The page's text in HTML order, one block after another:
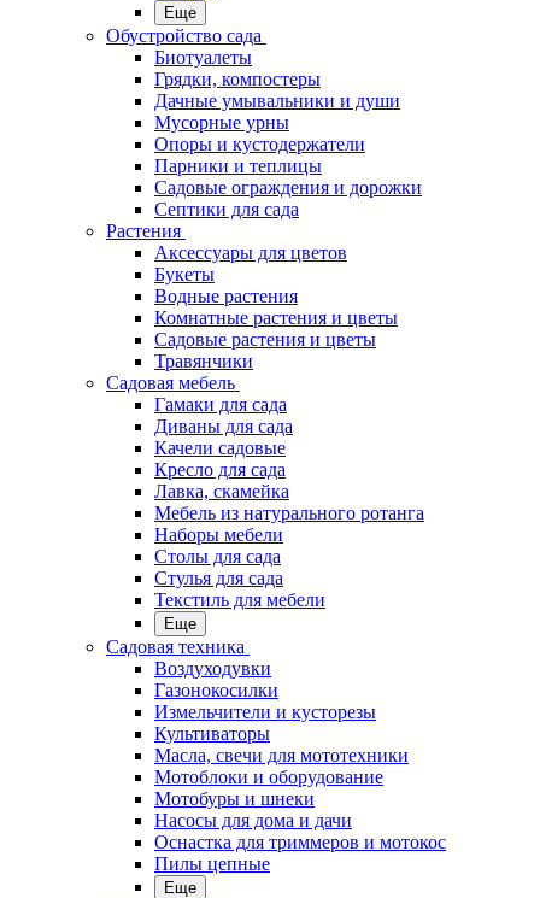
Еще
Обустройство сада
Биотуалеты
Грядки, компостеры
Дачные умывальники и души
Мусорные урны
Опоры и кустодержатели
Парники и теплицы
Садовые ограждения и дорожки
Септики для сада
Растения
Аксессуары для цветов
Букеты
Водные растения
Комнатные растения и цветы
Садовые растения и цветы
Травянчики
Садовая мебель
Гамаки для сада
Диваны для сада
Качели садовые
Кресло для сада
Лавка, скамейка
Мебель из натурального ротанга
Наборы мебели
Столы для сада
Стулья для сада
Текстиль для мебели
Еще
Садовая техника
Воздуходувки
Газонокосилки
Измельчители и кусторезы
Культиваторы
Масла, свечи для мототехники
Мотоблоки и оборудование
Мотобуры и шнеки
Насосы для дома и дачи
Оснастка для триммеров и мотокос
Пилы цепные
Еще